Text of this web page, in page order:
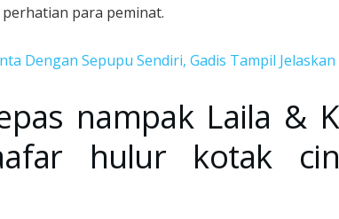
para peminat.
Dengan Sepupu Sendiri, Gadis Tampil
nampak Laila &
hulur kotak